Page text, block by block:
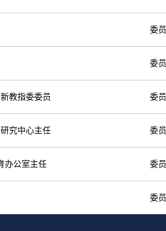
委员
委员
教指委委员 委员
究中心主任 委员
办公室主任 委员
委员